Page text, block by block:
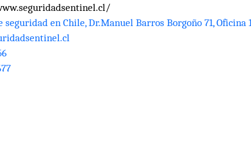
seguridad en Chile, Dr.Manuel Barros Borgoño 71, Oficina